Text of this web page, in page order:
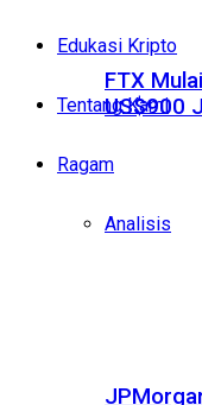
Edukasi Kripto
Tentang Kami
Ragam
Analisis
FTX
US$900